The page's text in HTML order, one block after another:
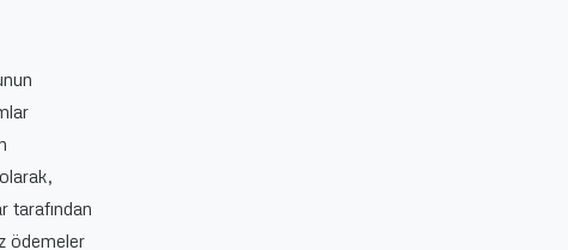
tarafından
ödemeler